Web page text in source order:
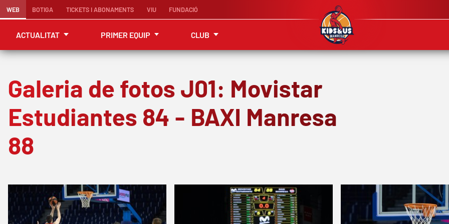
WEB BOTIGA TICKETS I ABONAMENTS VIU FUNDACIÓ
ACTUALITAT PRIMER EQUIP CLUB
Galeria de fotos J01: Movistar
Estudiantes 84 - BAXI Manresa
88